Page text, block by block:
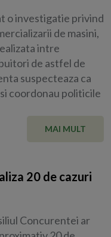
o investigatie privind
de masini,
intre
de astfel de
suspecteaza ca
coordonau politicile
MAI MULT
20 de cazuri
Concurentei ar